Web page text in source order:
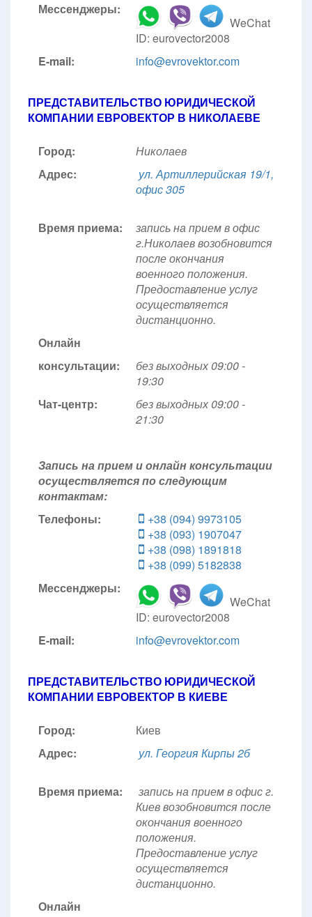
Мессенджеры:
WeChat
ID: eurovector2008
E-mail:
info@evrovektor.com
ПРЕДСТАВИТЕЛЬСТВО ЮРИДИЧЕСКОЙ
КОМПАНИИ ЕВРОВЕКТОР В НИКОЛАЕВЕ
Город:
Николаев
Адрес:
ул. Артиллерийская 19/1,
офис 305
Время приема:
запись на прием в офис
г.Николаев возобновится
после окончания
военного положения.
Предоставление услуг
осуществляется
дистанционно.
Онлайн
консультации:
без выходных 09:00 -
19:30
Чат-центр:
без выходных 09:00 -
21:30
Запись на прием и онлайн консультации
осуществляется по следующим
контактам:
Телефоны:
+38 (094) 9973105
+38 (093) 1907047
+38 (098) 1891818
+38 (099) 5182838
Мессенджеры:
WeChat
ID: eurovector2008
E-mail:
info@evrovektor.com
ПРЕДСТАВИТЕЛЬСТВО ЮРИДИЧЕСКОЙ
КОМПАНИИ ЕВРОВЕКТОР В КИЕВЕ
Город:
Киев
Адрес:
ул. Георгия Кирпы 2б
Время приема:
запись на прием в офис г.
Киев возобновится после
окончания военного
положения.
Предоставление услуг
осуществляется
дистанционно.
Онлайн